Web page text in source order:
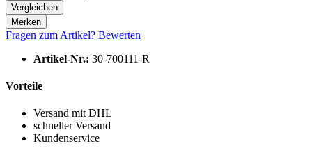
Vergleichen
Merken
Fragen zum Artikel? Bewerten
Artikel-Nr.: 30-700111-R
Vorteile
Versand mit DHL
schneller Versand
Kundenservice